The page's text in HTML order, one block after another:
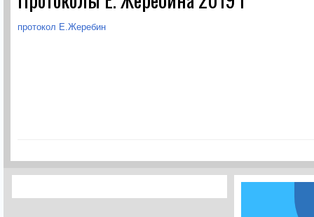
протокол Е.Жеребин